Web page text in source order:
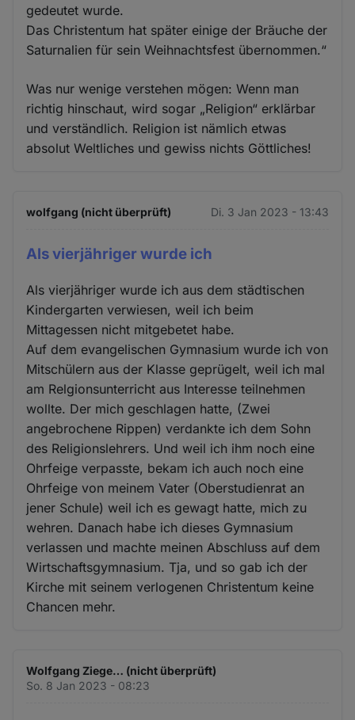
gedeutet wurde.
Das Christentum hat später einige der Bräuche der
Saturnalien für sein Weihnachtsfest übernommen.“
Was nur wenige verstehen mögen: Wenn man
richtig hinschaut, wird sogar „Religion“ erklärbar
und verständlich. Religion ist nämlich etwas
absolut Weltliches und gewiss nichts Göttliches!
wolfgang (nicht überprüft) Di. 3 Jan 2023 - 13:43
Als vierjähriger wurde ich
Als vierjähriger wurde ich aus dem städtischen
Kindergarten verwiesen, weil ich beim
Mittagessen nicht mitgebetet habe.
Auf dem evangelischen Gymnasium wurde ich von
Mitschülern aus der Klasse geprügelt, weil ich mal
am Relgionsunterricht aus Interesse teilnehmen
wollte. Der mich geschlagen hatte, (Zwei
angebrochene Rippen) verdankte ich dem Sohn
des Religionslehrers. Und weil ich ihm noch eine
Ohrfeige verpasste, bekam ich auch noch eine
Ohrfeige von meinem Vater (Oberstudienrat an
jener Schule) weil ich es gewagt hatte, mich zu
wehren. Danach habe ich dieses Gymnasium
verlassen und machte meinen Abschluss auf dem
Wirtschaftsgymnasium. Tja, und so gab ich der
Kirche mit seinem verlogenen Christentum keine
Chancen mehr.
Wolfgang Ziege… (nicht überprüft)
So. 8 Jan 2023 - 08:23